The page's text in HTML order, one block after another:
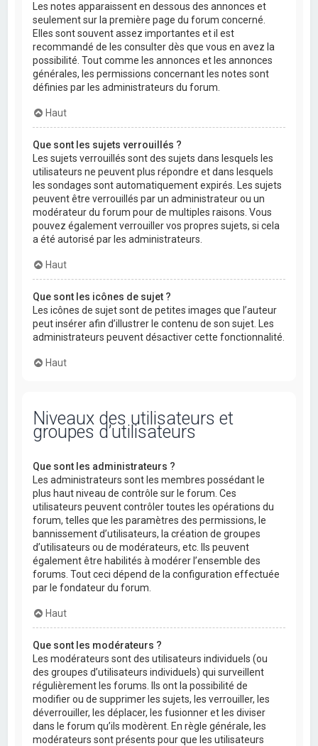
Les notes apparaissent en dessous des annonces et
seulement sur la première page du forum concerné.
Elles sont souvent assez importantes et il est
recommandé de les consulter dès que vous en avez la
possibilité. Tout comme les annonces et les annonces
générales, les permissions concernant les notes sont
définies par les administrateurs du forum.
Haut
Que sont les sujets verrouillés ?
Les sujets verrouillés sont des sujets dans lesquels les
utilisateurs ne peuvent plus répondre et dans lesquels
les sondages sont automatiquement expirés. Les sujets
peuvent être verrouillés par un administrateur ou un
modérateur du forum pour de multiples raisons. Vous
pouvez également verrouiller vos propres sujets, si cela
a été autorisé par les administrateurs.
Haut
Que sont les icônes de sujet ?
Les icônes de sujet sont de petites images que l’auteur
peut insérer afin d’illustrer le contenu de son sujet. Les
administrateurs peuvent désactiver cette fonctionnalité.
Haut
Niveaux des utilisateurs et
groupes d’utilisateurs
Que sont les administrateurs ?
Les administrateurs sont les membres possédant le
plus haut niveau de contrôle sur le forum. Ces
utilisateurs peuvent contrôler toutes les opérations du
forum, telles que les paramètres des permissions, le
bannissement d’utilisateurs, la création de groupes
d’utilisateurs ou de modérateurs, etc. Ils peuvent
également être habilités à modérer l’ensemble des
forums. Tout ceci dépend de la configuration effectuée
par le fondateur du forum.
Haut
Que sont les modérateurs ?
Les modérateurs sont des utilisateurs individuels (ou
des groupes d’utilisateurs individuels) qui surveillent
régulièrement les forums. Ils ont la possibilité de
modifier ou de supprimer les sujets, les verrouiller, les
déverrouiller, les déplacer, les fusionner et les diviser
dans le forum qu’ils modèrent. En règle générale, les
modérateurs sont présents pour que les utilisateurs